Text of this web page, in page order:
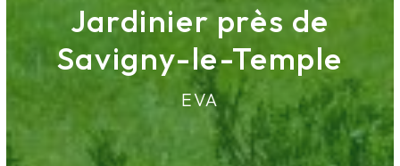
Jardinier près de
Savigny-le-Temple
EVA